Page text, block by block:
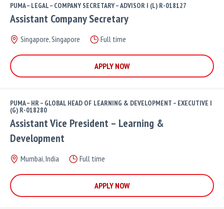
PUMA – LEGAL – COMPANY SECRETARY – ADVISOR I (L) R-018127
Assistant Company Secretary
Singapore, Singapore Full time
APPLY NOW
PUMA – HR – GLOBAL HEAD OF LEARNING & DEVELOPMENT – EXECUTIVE I
(G) R-018280
Assistant Vice President – Learning &
Development
Mumbai, India Full time
APPLY NOW